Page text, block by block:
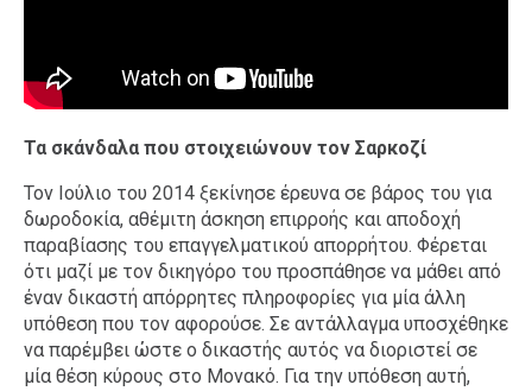
Τα σκάνδαλα που στοιχειώνουν τον Σαρκοζί
Τον Ιούλιο του 2014 ξεκίνησε έρευνα σε βάρος του για
δωροδοκία, αθέμιτη άσκηση επιρροής και αποδοχή
παραβίασης του επαγγελματικού απορρήτου. Φέρεται
ότι μαζί με τον δικηγόρο του προσπάθησε να μάθει από
έναν δικαστή απόρρητες πληροφορίες για μία άλλη
υπόθεση που τον αφορούσε. Σε αντάλλαγμα υποσχέθηκε
να παρέμβει ώστε ο δικαστής αυτός να διοριστεί σε
μία θέση κύρους στο Μονακό. Για την υπόθεση αυτή,